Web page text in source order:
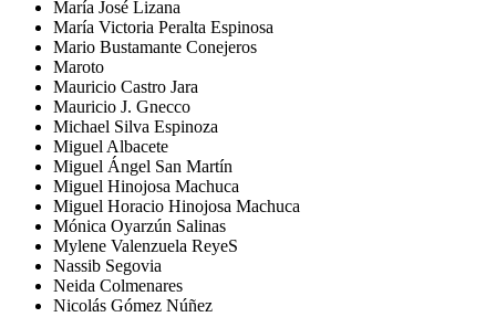
María José Lizana
María Victoria Peralta Espinosa
Mario Bustamante Conejeros
Maroto
Mauricio Castro Jara
Mauricio J. Gnecco
Michael Silva Espinoza
Miguel Albacete
Miguel Ángel San Martín
Miguel Hinojosa Machuca
Miguel Horacio Hinojosa Machuca
Mónica Oyarzún Salinas
Mylene Valenzuela ReyeS
Nassib Segovia
Neida Colmenares
Nicolás Gómez Núñez